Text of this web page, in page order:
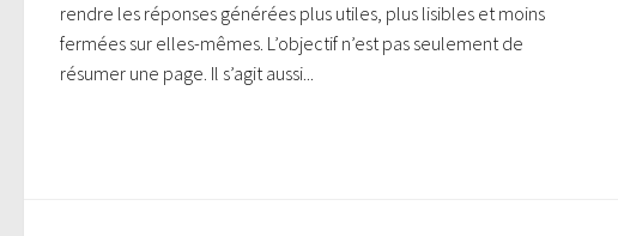
rendre les réponses générées plus utiles, plus lisibles et moins
fermées sur elles-mêmes. L’objectif n’est pas seulement de
résumer une page. Il s’agit aussi...